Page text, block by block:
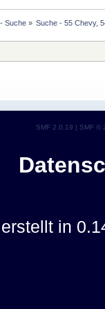
Suche» Suche - 55 Chevy,
SMF 2.0.19 | SMF ©
in